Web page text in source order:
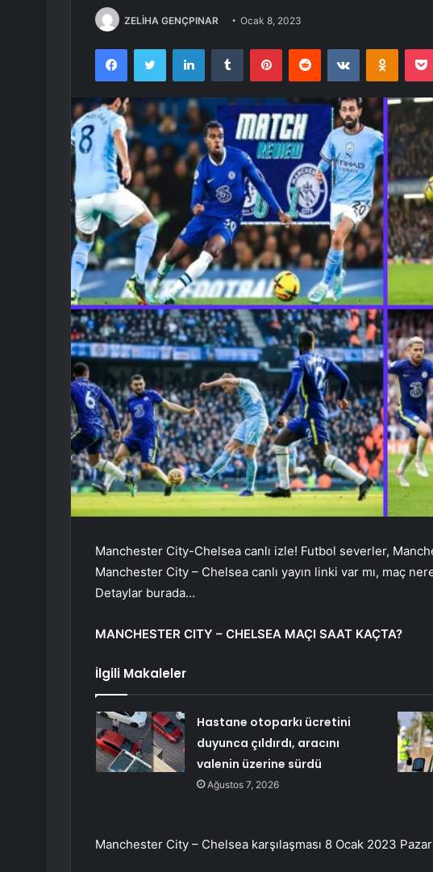
ZELİHA GENÇPINAR Ocak 8, 2023
FacebookTwitter LinkedInTumblr PinterestReddit VKontakte
Manchester City-Chelsea canlı izle! Futbol severler,
Manchester City – Chelsea canlı yayın linki var mı, maç
Detaylar burada…
MANCHESTER CITY – CHELSEA MAÇI SAAT KAÇTA?
İlgili Makaleler
Hastane otoparkı ücretini
duyunca çıldırdı, aracını
valenin üzerine sürdü
Ağustos 7, 2026
Manchester City – Chelsea karşılaşması 8 Ocak 2023